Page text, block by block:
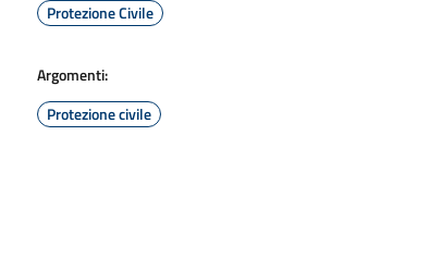
Protezione Civile
Argomenti:
Protezione civile